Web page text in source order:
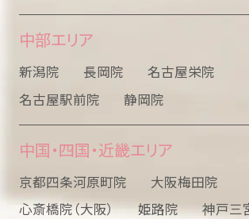
中部エリア
新潟院 長岡院
名古屋栄院
名古屋駅前院
静岡院
中国・四国・近畿エリア
京都四条河原町院
大阪梅田院
心斎橋院（大阪）
姫路院
神戸三